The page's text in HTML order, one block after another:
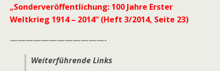
„Sonderveröffentlichung: 100 Jahre Erster
Weltkrieg 1914 – 2014“ (Heft 3/2014, Seite 23)
————————————-
Weiterführende Links